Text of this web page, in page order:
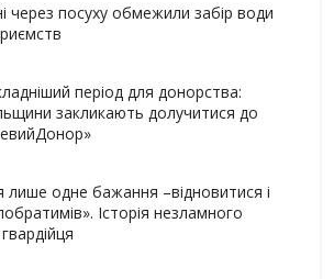
через посуху обмежили забір води
період для донорства:
закликають долучитися до
лише одне бажання –відновитися і
Історія незламного